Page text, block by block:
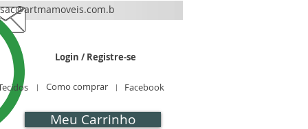
sac@artmamoveis.com.b
Login / Registre-se
Como comprar Facebook
Meu Carrinho